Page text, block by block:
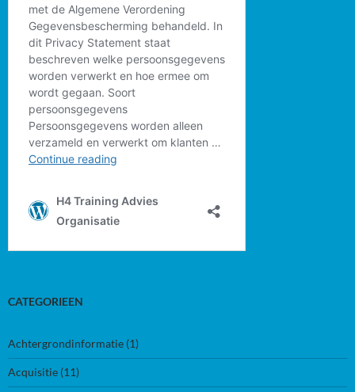
CATEGORIEEN
Achtergrondinformatie (1)
Acquisitie (11)